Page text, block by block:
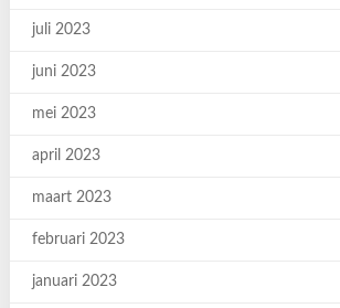
juli 2023
juni 2023
mei 2023
april 2023
maart 2023
februari 2023
januari 2023